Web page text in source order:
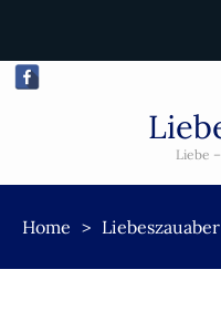
Liebe
Home > Liebeszauaber